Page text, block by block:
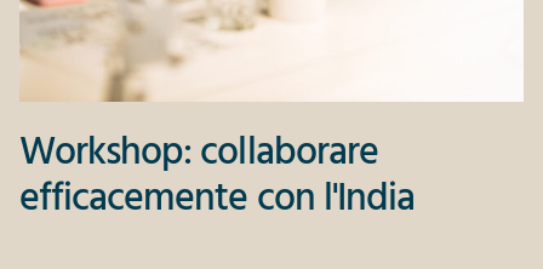
Workshop: collaborare
efficacemente con l'India